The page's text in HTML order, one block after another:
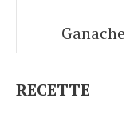
RECETTE